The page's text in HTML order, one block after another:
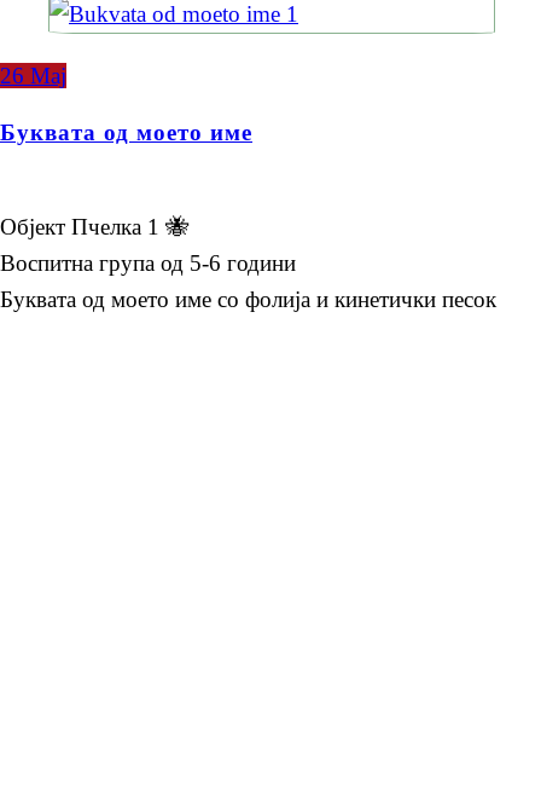
26 Мај
Буквата од моето име
Објект Пчелка 1 🐝
Воспитна група од 5-6 години
Буквата од моето име со фолија и кинетички песок